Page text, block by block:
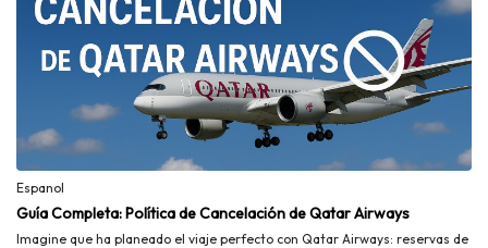
Espanol
Guía Completa: Política de Cancelación de Qatar Airways
Imagine que ha planeado el viaje perfecto con Qatar Airways: reservas de